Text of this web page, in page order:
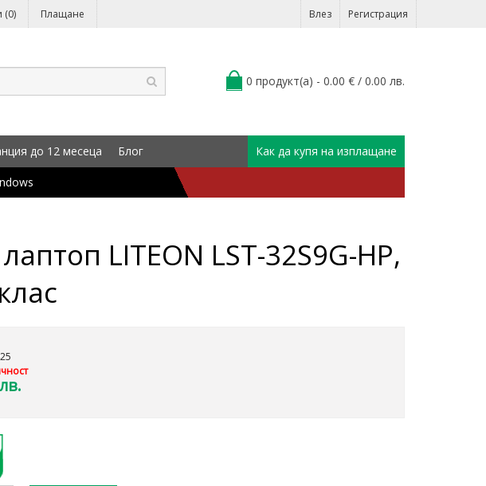
(0) Плащане Влез Регистрация
0 продукт(а) - 0.00 € / 0.00 лв.
до 12 месеца Блог Как да купя на изплащане
LITEON LST-32S9G-HP,